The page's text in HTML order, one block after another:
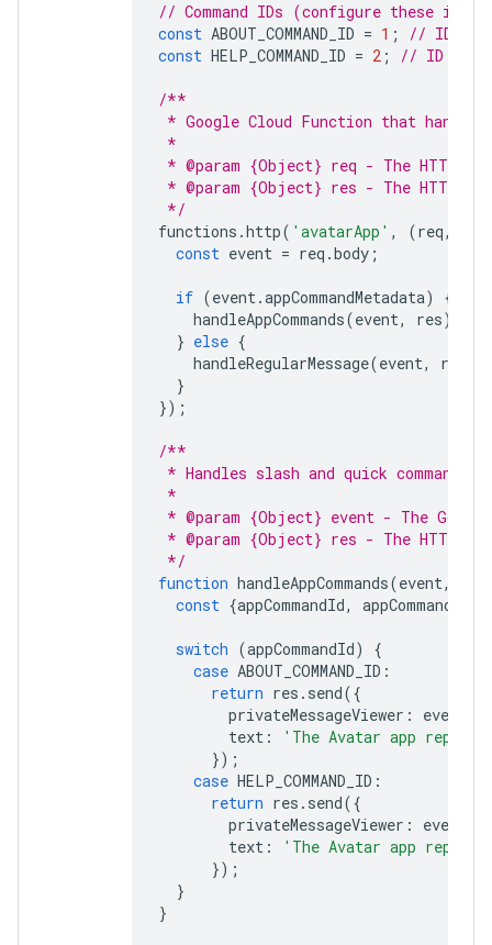
// Command IDs (configure these in
const ABOUT_COMMAND_ID = 1 ;
// ID for
const HELP_COMMAND_ID = 2 ; // ID for
/**
* Google Cloud Function that handles
*
* @param {Object} req - The HTTP
* @param {Object} res - The HTTP
*/
functions .http( 'avatarApp' , (req,
const event = req .body ;
if (event.appCommandMetadata)
{
handleAppCommands(event, res);
} else {
handleRegularMessage(event, res
}
});
/**
* Handles slash and quick commands.
*
* @param {Object} event - The
* @param {Object} res - The HTTP
*/
function handleAppCommands(event,
const {appCommandId, appCommandType
switch (appCommandId)
{
case ABOUT_COMMAND_ID :
return res . send({
privateMessageViewer : event
text :
'The Avatar app replies
});
case HELP_COMMAND_ID :
return res . send({
privateMessageViewer : event
text :
'The Avatar app replies
});
}
}